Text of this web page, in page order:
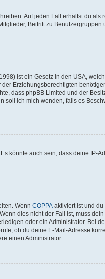
Auf jeden Fall erhältst du als
Beitritt zu Benutzergruppen
ist ein Gesetz in den USA,
Erziehungsberechtigten
dass phpBB Limited und der
soll ich mich wenden, falls es
könnte auch sein, dass deine IP-
Wenn COPPA aktiviert ist und
dies nicht der Fall ist, muss
oder ein Administrator. Bei
ob du deine E-Mail-Adresse
einen Administrator.